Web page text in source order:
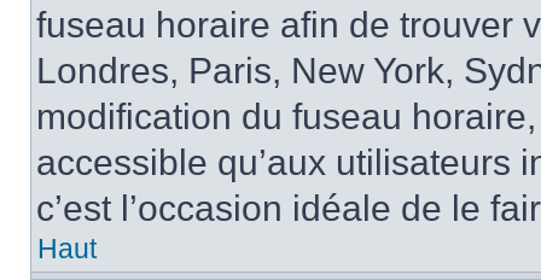
fuseau horaire afin de trouver
Londres, Paris, New York,
modification du fuseau
accessible qu’aux utilisateurs
c’est l’occasion idéale de le
Haut